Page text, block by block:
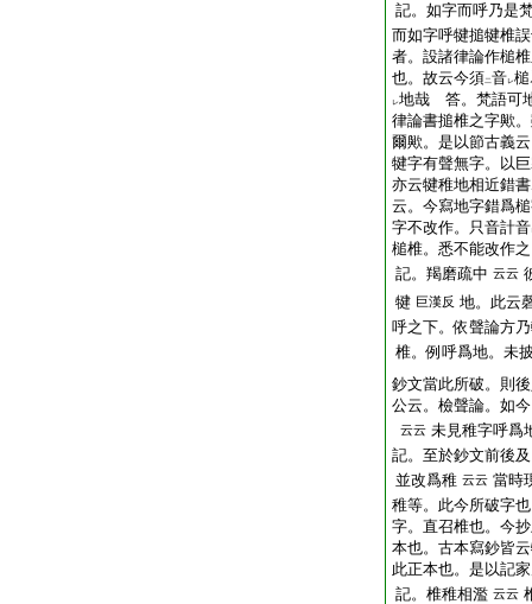
記。如字而呼乃是
而如字呼犍搥犍椎
者。設諸律論作槌
也。故云今須二音レ
レ地哉 答。梵語可
律論書搥椎之字歟
爾歟。是以節古義
犍字有聲無字。以
亦云犍稚地相近錯
云。今寫地字錯爲
字不改作。只音計音
槌椎。悉不能改作
記。羯磨疏中 云云
犍 巨漢反 地。此云
呼之下。依聲論方
椎。例呼爲地。未
鈔文當此所破。則
公云。檢聲論。如
云云 未見稚字呼
記。至於鈔文前後
並改爲稚 云云 當時
稚等。此今所破字
字。直召椎也。今
本也。古本寫鈔皆
此正本也。是以記
記。椎稚相濫 云云